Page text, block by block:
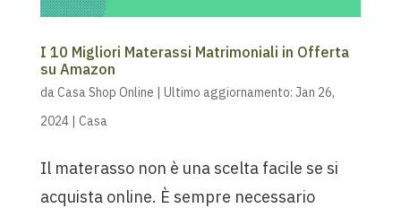
I 10 Migliori Materassi Matrimoniali in Offerta
su Amazon
da Casa Shop Online | Ultimo aggiornamento: Jan 26,
2024| Casa
Il materasso non è una scelta facile se si
acquista online. È sempre necessario